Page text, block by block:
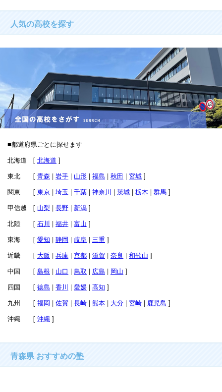
人気の高校を探す
■都道府県ごとに探せます
北海道 [ 北海道 ]
東北 [ 青森 | 岩手 | 山形 | 福島 | 秋田 | 宮城 ]
関東 [ 東京 | 埼玉 | 千葉 | 神奈川 | 茨城 | 栃木 | 群馬 ]
甲信越 [ 山梨 | 長野 | 新潟 ]
北陸 [ 石川 | 福井 | 富山 ]
東海 [ 愛知 | 静岡 | 岐阜 | 三重 ]
近畿 [ 大阪 | 兵庫 | 京都 | 滋賀 | 奈良 | 和歌山 ]
中国 [ 島根 | 山口 | 鳥取 | 広島 | 岡山 ]
四国 [ 徳島 | 香川 | 愛媛 | 高知 ]
九州 [ 福岡 | 佐賀 | 長崎 | 熊本 | 大分 | 宮崎 | 鹿児島 ]
沖縄 [ 沖縄 ]
青森県 おすすめの塾